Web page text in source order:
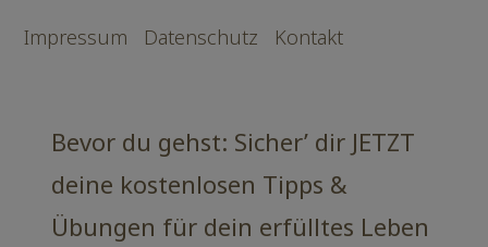
Impressum Datenschutz Kontakt
Bevor du gehst: Sicher’ dir JETZT
deine kostenlosen Tipps &
Übungen für dein erfülltes Leben